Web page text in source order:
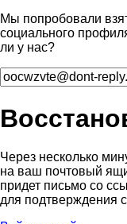
Мы попробовали
социального
ли у нас?
Через несколько
на ваш почтовый
придет письмо со
для подтверждения